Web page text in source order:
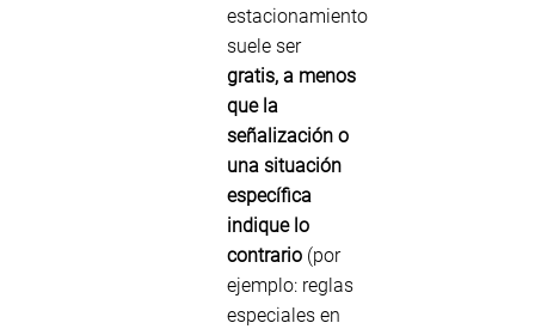
estacionamiento
suele ser
gratis, a menos
que la
señalización o
una situación
específica
indique lo
contrario (por
ejemplo: reglas
especiales en